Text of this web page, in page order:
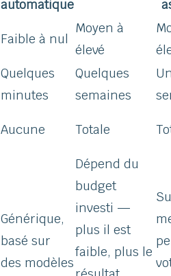
automatique
Faible à nul
Moyen à
élevé
Quelques
minutes
Quelques
semaines
Aucune Totale
Générique,
basé sur
des modèles
Dépend du
budget
investi —
plus il est
faible, plus le